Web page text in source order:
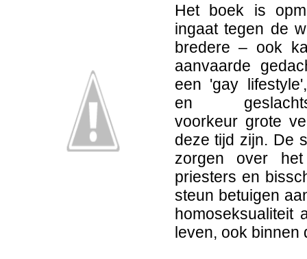
Het boek is
ingaat tegen de
bredere – ook
aanvaarde
een 'gay
en
voorkeur grote
deze tijd zijn. De
zorgen over
priesters en
steun betuigen
homoseksualiteit
leven, ook binnen